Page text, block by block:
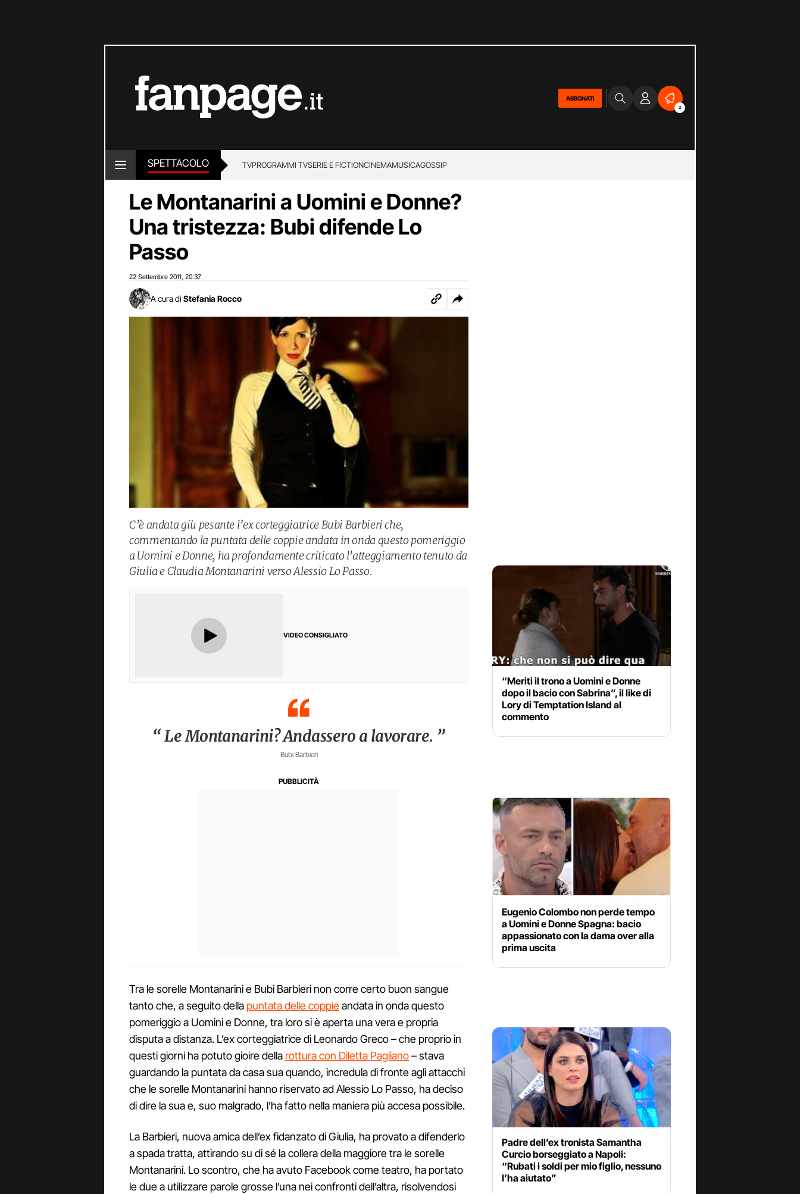
ABBONATI
2
SPETTACOLO TVPROGRAMMI TVSERIE E FICTIONCINEMAMUSICAGOSSIP
Le Montanarini a Uomini e Donne?
Una tristezza: Bubi difende Lo
Passo
22 Settembre 2011 20:37
A cura di Stefania Rocco
C’è andata giù pesante l’ex corteggiatrice Bubi Barbieri che,
commentando la puntata delle coppie andata in onda questo pomeriggio
a Uomini e Donne, ha profondamente criticato l’atteggiamento tenuto da
Giulia e Claudia Montanarini verso Alessio Lo Passo.
VIDEO CONSIGLIATO
“ Le Montanarini? Andassero a lavorare. ”
Bubi Barbieri
Tra le sorelle Montanarini e Bubi Barbieri non corre certo buon sangue
tanto che, a seguito della puntata delle coppieandata in onda questo
pomeriggio a Uomini e Donne, tra loro si è aperta una vera e propria
disputa a distanza. L’ex corteggiatrice di Leonardo Greco – che proprio in
questi giorni ha potuto gioire della rottura con Diletta Pagliano– stava
guardando la puntata da casa sua quando, incredula di fronte agli attacchi
che le sorelle Montanarini hanno riservato ad Alessio Lo Passo, ha deciso
di dire la sua e, suo malgrado, l’ha fatto nella maniera più accesa possibile.
La Barbieri, nuova amica dell’ex fidanzato di Giulia, ha provato a difenderlo
a spada tratta, attirando su di sé la collera della maggiore tra le sorelle
Montanarini. Lo scontro, che ha avuto Facebook come teatro, ha portato
le due a utilizzare parole grosse l’una nei confronti dell’altra, risolvendosi
“Meriti il trono a Uomini e Donne
dopo il bacio con Sabrina”, il like di
Lory di Temptation Island al
commento
Eugenio Colombo non perde tempo
a Uomini e Donne Spagna: bacio
appassionato con la dama over alla
prima uscita
Padre dell’ex tronista Samantha
Curcio borseggiato a Napoli:
“Rubati i soldi per mio figlio, nessuno
l’ha aiutato”